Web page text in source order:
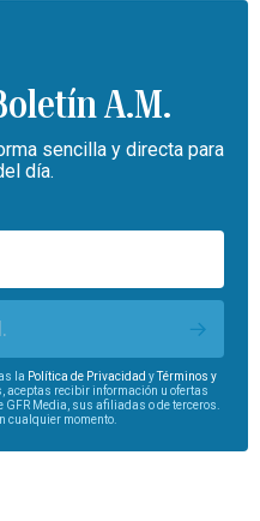
A.M.
sencilla y directa para
día.
la Política de Privacidad yTérminos y
aceptas recibir información u ofertas
Media, sus afiliadas o de terceros.
cualquier momento.